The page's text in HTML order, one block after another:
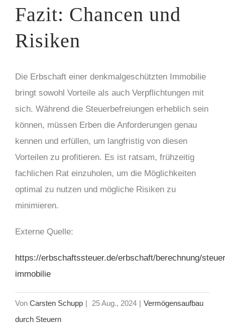
Fazit: Chancen und
Risiken
Die Erbschaft einer denkmalgeschützten Immobilie
bringt sowohl Vorteile als auch Verpflichtungen mit
sich. Während die Steuerbefreiungen erheblich sein
können, müssen Erben die Anforderungen genau
kennen und erfüllen, um langfristig von diesen
Vorteilen zu profitieren. Es ist ratsam, frühzeitig
fachlichen Rat einzuholen, um die Möglichkeiten
optimal zu nutzen und mögliche Risiken zu
minimieren.
Externe Quelle:
https://erbschaftssteuer.de/erbschaft/berechnung/
immobilie
Von Carsten Schupp | 25 Aug., 2024 | Vermögensaufbau
durch Steuern